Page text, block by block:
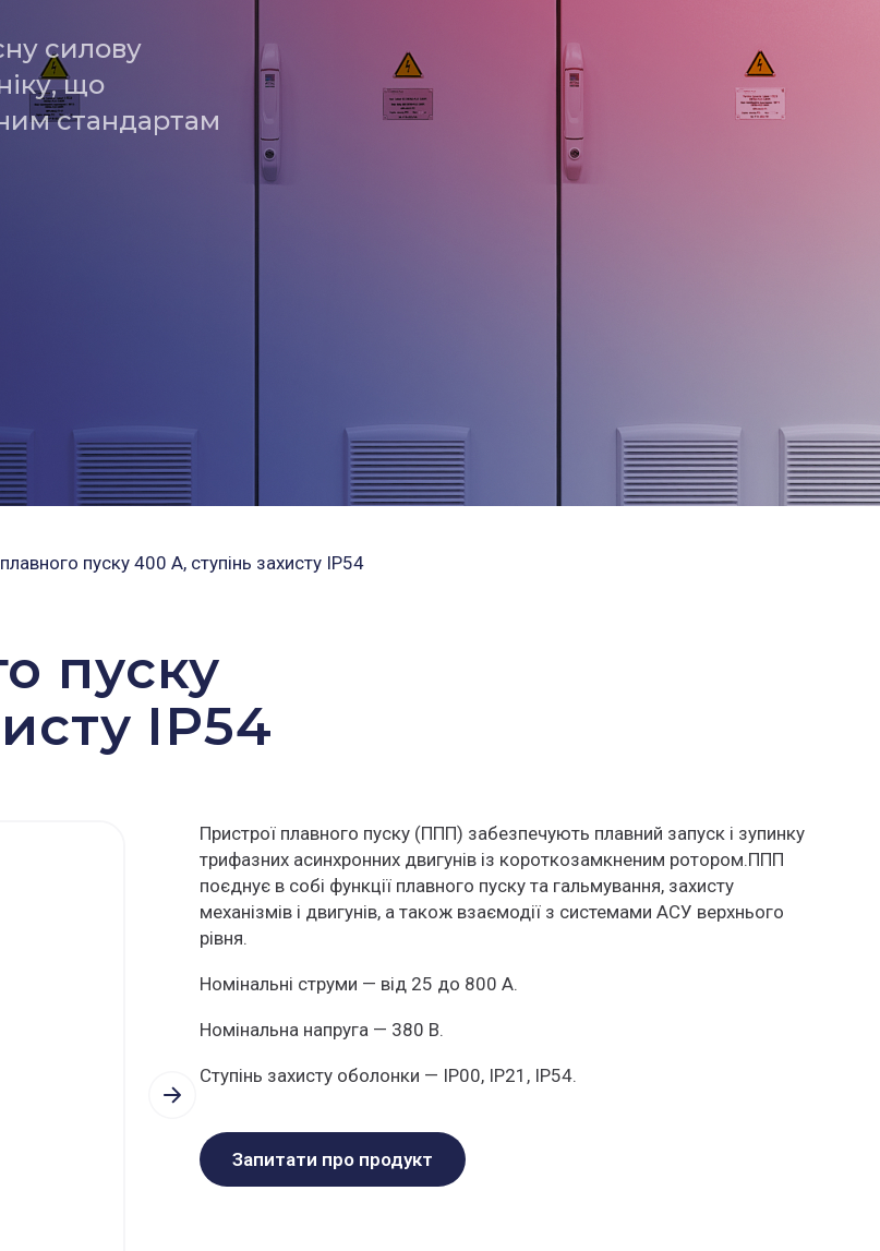
силову
що
стандартам
пуску 400 А, ступінь захисту IP54
пуску
IP54
Пристрої плавного пуску (ППП) забезпечують плавний запуск і зупинку
трифазних асинхронних двигунів із короткозамкненим ротором.ППП
поєднує в собі функції плавного пуску та гальмування, захисту
механізмів і двигунів, а також взаємодії з системами АСУ верхнього
рівня.
Номінальні струми — від 25 до 800 А.
Номінальна напруга — 380 В.
Ступінь захисту оболонки — IP00, IP21, IP54.
Запитати про продукт